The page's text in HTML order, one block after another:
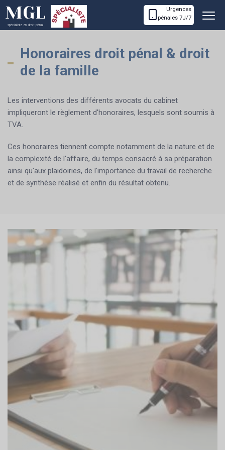
MGL
spécialiste en droit pénal
Urgences
pénales 7J/7
Honoraires droit pénal & droit
de la famille
Les interventions des différents avocats du cabinet
impliqueront le règlement d'honoraires, lesquels sont soumis à
TVA.
Ces honoraires tiennent compte notamment de la nature et de
la complexité de l'affaire, du temps consacré à sa préparation
ainsi qu'aux plaidoiries, de l'importance du travail de recherche
et de synthèse réalisé et enfin du résultat obtenu.